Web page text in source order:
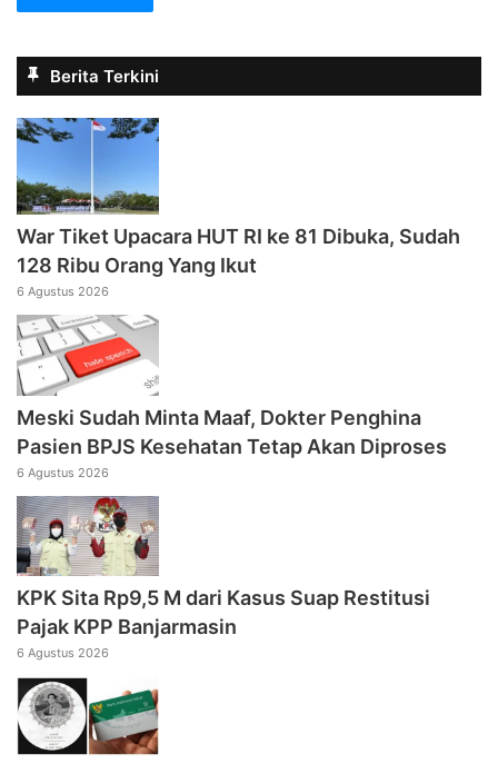
Berita Terkini
War Tiket Upacara HUT RI ke 81 Dibuka, Sudah
128 Ribu Orang Yang Ikut
6 Agustus 2026
Meski Sudah Minta Maaf, Dokter Penghina
Pasien BPJS Kesehatan Tetap Akan Diproses
6 Agustus 2026
KPK Sita Rp9,5 M dari Kasus Suap Restitusi
Pajak KPP Banjarmasin
6 Agustus 2026